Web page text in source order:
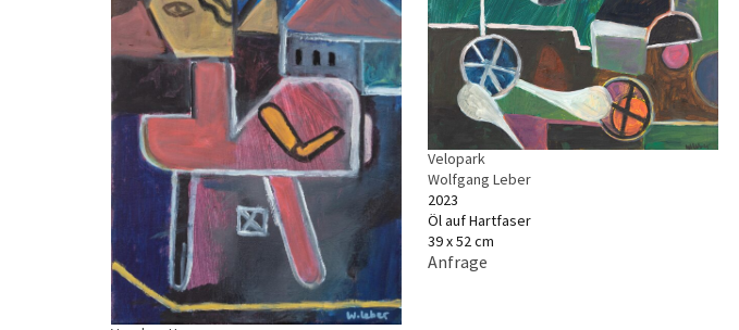
Velopark
Wolfgang Leber
2023
Öl auf Hartfaser
39 x 52 cm
Anfrage